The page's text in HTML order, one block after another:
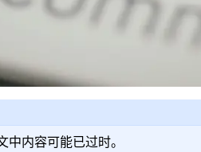
中内容可能已过时。